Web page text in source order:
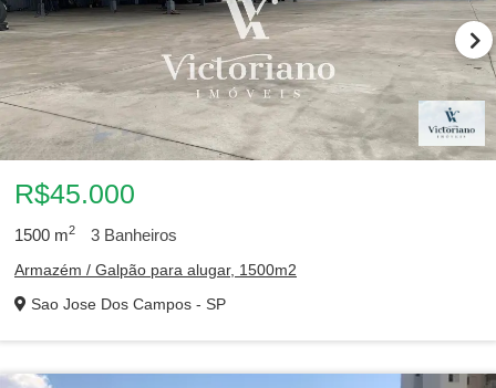
R$45.000
1500 m2 3 Banheiros
Armazém / Galpão para alugar, 1500m2
Sao Jose Dos Campos - SP